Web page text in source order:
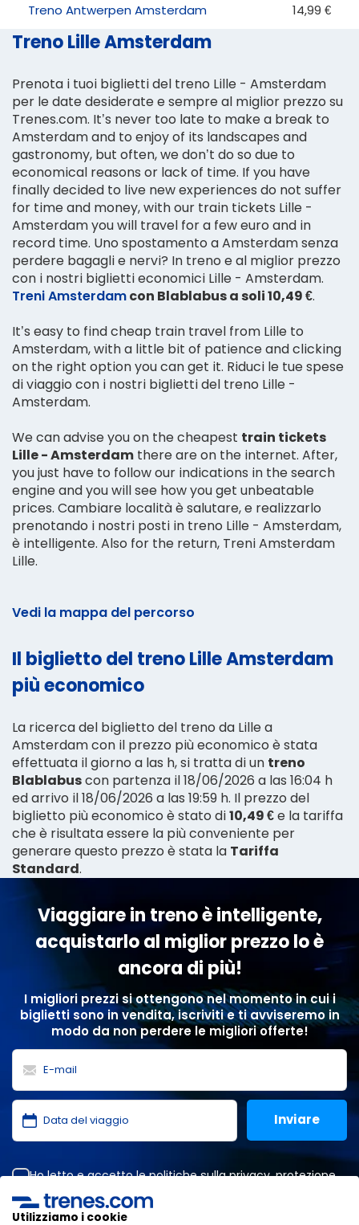
Treno Antwerpen Amsterdam 14,99 €
Treno Lille Amsterdam
Prenota i tuoi biglietti del treno Lille - Amsterdam
per le date desiderate e sempre al miglior prezzo su
Trenes.com. It’s never too late to make a break to
Amsterdam and to enjoy of its landscapes and
gastronomy, but often, we don’t do so due to
economical reasons or lack of time. If you have
finally decided to live new experiences do not suffer
for time and money, with our train tickets Lille -
Amsterdam you will travel for a few euro and in
record time. Uno spostamento a Amsterdam senza
perdere bagagli e nervi? In treno e al miglior prezzo
con i nostri biglietti economici Lille - Amsterdam.
Treni Amsterdamcon Blablabus a soli 10,49 €.
It’s easy to find cheap train travel from Lille to
Amsterdam, with a little bit of patience and clicking
on the right option you can get it. Riduci le tue spese
di viaggio con i nostri biglietti del treno Lille -
Amsterdam.
We can advise you on the cheapest train tickets
Lille - Amsterdam there are on the internet. After,
you just have to follow our indications in the search
engine and you will see how you get unbeatable
prices. Cambiare località è salutare, e realizzarlo
prenotando i nostri posti in treno Lille - Amsterdam,
è intelligente. Also for the return, Treni Amsterdam
Lille.
Vedi la mappa del percorso
Il biglietto del treno Lille Amsterdam
più economico
La ricerca del biglietto del treno da Lille a
Amsterdam con il prezzo più economico è stata
effettuata il giorno a las h, si tratta di un treno
Blablabuscon partenza il 18/06/2026 a las 16:04 h
ed arrivo il 18/06/2026 a las 19:59 h. Il prezzo del
biglietto più economico è stato di10,49 €e la tariffa
che è risultata essere la più conveniente per
generare questo prezzo è stata la Tariffa
Standard.
Viaggiare in treno è intelligente,
acquistarlo al miglior prezzo lo è
ancora di più!
I migliori prezzi si ottengono nel momento in cui i
biglietti sono in vendita, iscriviti e ti avviseremo in
modo da non perdere le migliori offerte!
Ho letto e accetto lepolitiche sulla privacy,protezione
Utilizziamo i cookie